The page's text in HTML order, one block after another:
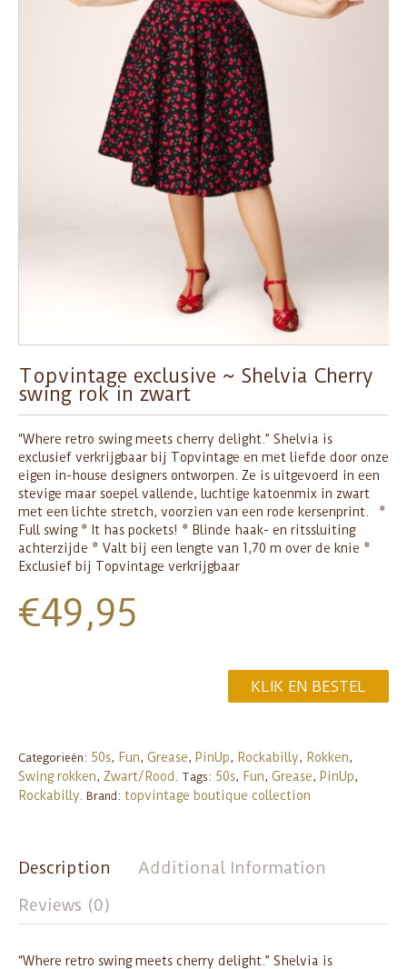
Topvintage exclusive ~ Shelvia Cherry
swing rok in zwart
“Where retro swing meets cherry delight.” Shelvia is
exclusief verkrijgbaar bij Topvintage en met liefde door onze
eigen in-house designers ontworpen. Ze is uitgevoerd in een
stevige maar soepel vallende, luchtige katoenmix in zwart
met een lichte stretch, voorzien van een rode kersenprint. *
Full swing * It has pockets! * Blinde haak- en ritssluiting
achterzijde * Valt bij een lengte van 1,70 m over de knie *
Exclusief bij Topvintage verkrijgbaar
€49,95
KLIK EN BESTEL
Categorieën: 50s, Fun, Grease, PinUp, Rockabilly, Rokken,
Swing rokken, Zwart/Rood . Tags: 50s, Fun, Grease, PinUp,
Rockabilly. Brand: topvintage boutique collection
Description
Additional Information
Reviews (0)
“Where retro swing meets cherry delight.” Shelvia is